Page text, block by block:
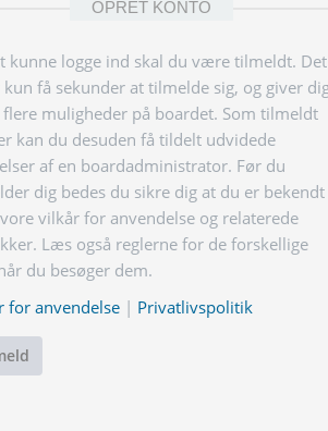
OPRET KONTO
kunne logge ind skal du være tilmeldt. Det
kun få sekunder at tilmelde sig, og giver
flere muligheder på boardet. Som tilmeldt
kan du desuden få tildelt udvidede
af en boardadministrator. Før du
dig bedes du sikre dig at du er bekendt
vilkår for anvendelse og relaterede
Læs også reglerne for de forskellige
du besøger dem.
for anvendelse | Privatlivspolitik